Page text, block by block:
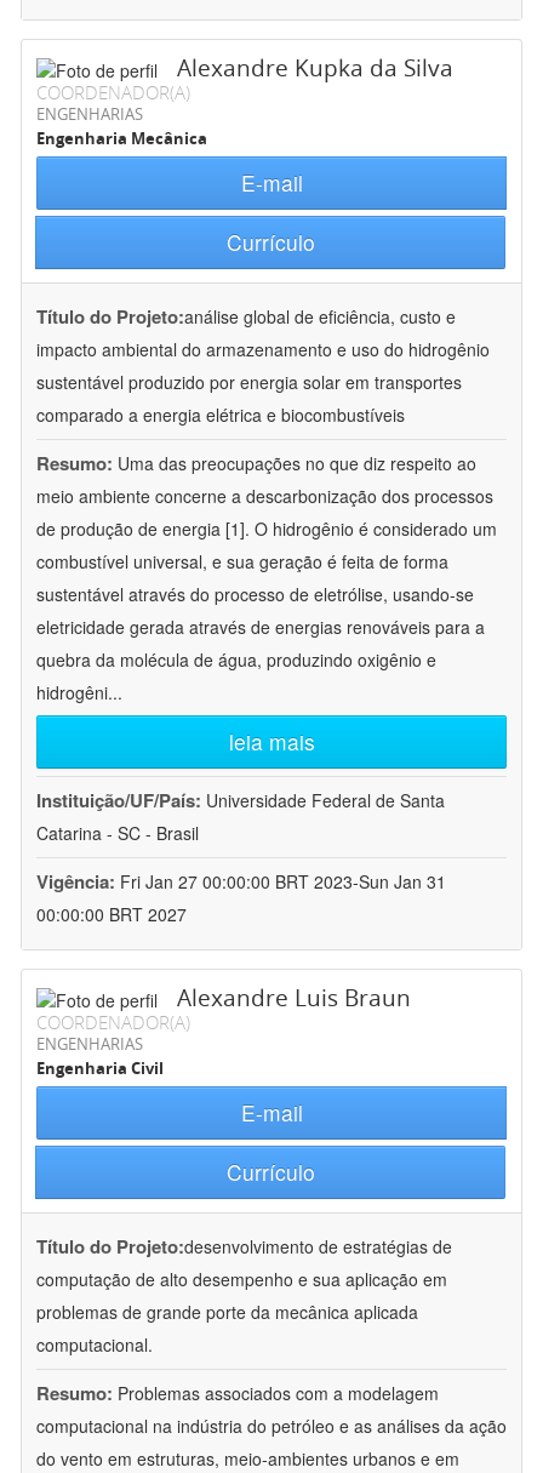
Alexandre Kupka da Silva
COORDENADOR(A)
ENGENHARIAS
Engenharia Mecânica
E-mail
Currículo
Título do Projeto:análise global de eficiência, custo e
impacto ambiental do armazenamento e uso do hidrogênio
sustentável produzido por energia solar em transportes
comparado a energia elétrica e biocombustíveis
Resumo: Uma das preocupações no que diz respeito ao
meio ambiente concerne a descarbonização dos processos
de produção de energia [1]. O hidrogênio é considerado um
combustível universal, e sua geração é feita de forma
sustentável através do processo de eletrólise, usando-se
eletricidade gerada através de energias renováveis para a
quebra da molécula de água, produzindo oxigênio e
hidrogêni...
leia mais
Instituição/UF/País: Universidade Federal de Santa
Catarina - SC - Brasil
Vigência: Fri Jan 27 00:00:00 BRT 2023-Sun Jan 31
00:00:00 BRT 2027
Alexandre Luis Braun
COORDENADOR(A)
ENGENHARIAS
Engenharia Civil
E-mail
Currículo
Título do Projeto:desenvolvimento de estratégias de
computação de alto desempenho e sua aplicação em
problemas de grande porte da mecânica aplicada
computacional.
Resumo: Problemas associados com a modelagem
computacional na indústria do petróleo e as análises da ação
do vento em estruturas, meio-ambientes urbanos e em